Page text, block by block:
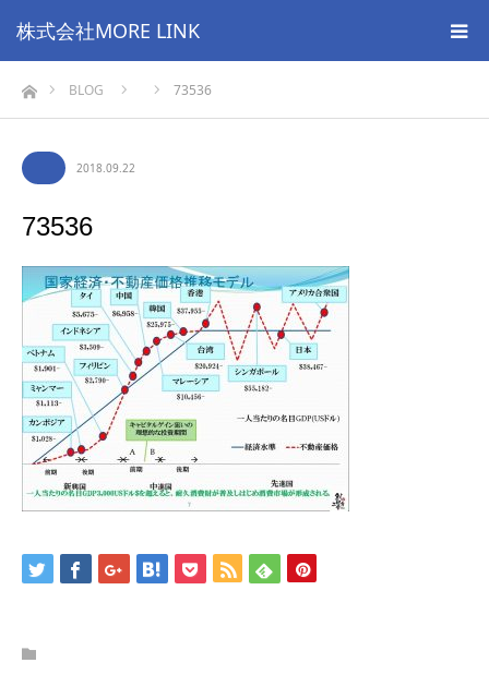
株式会社MORE LINK
ホームBLOG 73536
2018.09.22
73536